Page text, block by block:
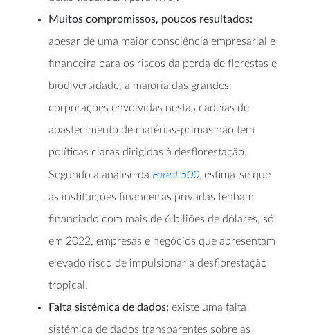
Muitos compromissos, poucos resultados:
apesar de uma maior consciência empresarial e
financeira para os riscos da perda de florestas e
biodiversidade, a maioria das grandes
corporações envolvidas nestas cadeias de
abastecimento de matérias-primas não tem
políticas claras dirigidas à desflorestação.
Segundo a análise da Forest 500, estima-se que
as instituições financeiras privadas tenham
financiado com mais de 6 biliões de dólares, só
em 2022, empresas e negócios que apresentam
elevado risco de impulsionar a desflorestação
tropical.
Falta sistémica de dados: existe uma falta
sistémica de dados transparentes sobre as